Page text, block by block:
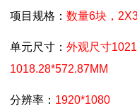
项目规格 ： 数量6块，
单元尺寸 ： 外观尺寸
1018.28*572.87MM
分辨率 ： 1920*1080